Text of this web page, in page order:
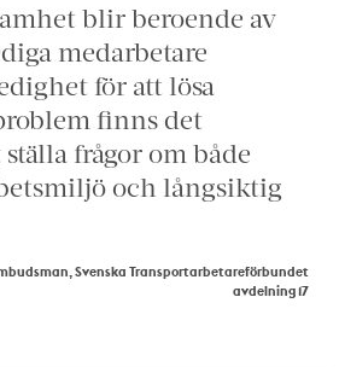
blir beroende av
medarbetare
för att lösa
finns det
frågor om både
och långsiktig
Svenska Transportarbetareförbundet
avdelning 17